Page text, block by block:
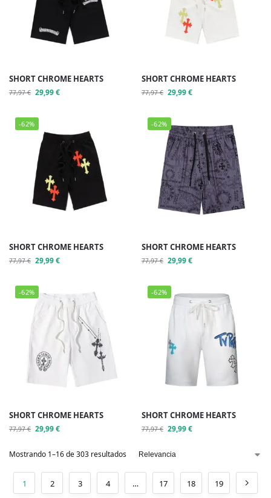
SHORT CHROME HEARTS
77,97€ 29,99€
SHORT CHROME HEARTS
77,97€ 29,99€
-62%
SHORT CHROME HEARTS
77,97€ 29,99€
-62%
SHORT CHROME HEARTS
77,97€ 29,99€
-62%
SHORT CHROME HEARTS
77,97€ 29,99€
-62%
SHORT CHROME HEARTS
77,97€ 29,99€
Mostrando 1–16 de 303 resultados
1 2 3 4 … 17 18 19